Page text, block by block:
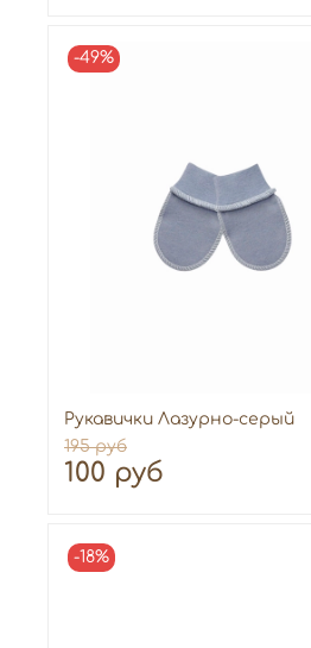
-49%
Рукавички Лазурно-серый
195 руб
100 руб
-18%